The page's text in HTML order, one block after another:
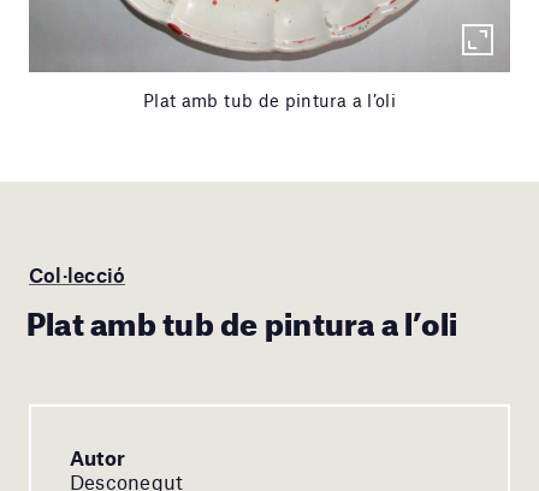
Plat amb tub de pintura a l’oli
Col·lecció
Plat amb tub de pintura a l’oli
Autor
Desconegut